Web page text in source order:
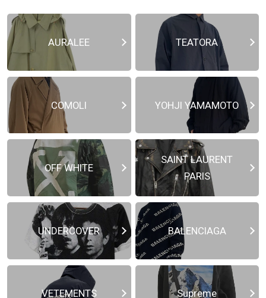
AURALEE TEATORA
COMOLI YOHJI YAMAMOTO
OFF WHITE
SAINT LAURENT
PARIS
UNDERCOVER BALENCIAGA
VETEMENTS Supreme